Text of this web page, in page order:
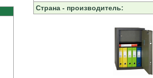
Страна - производитель: